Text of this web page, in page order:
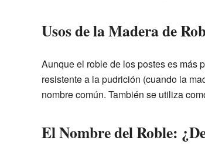
Usos de la Madera de
Aunque el roble de los postes es más
resistente a la pudrición (cuando la
nombre común. También se utiliza
El Nombre del Roble: